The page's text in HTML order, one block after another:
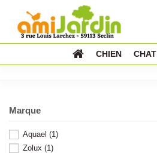
CHIEN CHAT
Marque
Aquael (1)
Zolux (1)